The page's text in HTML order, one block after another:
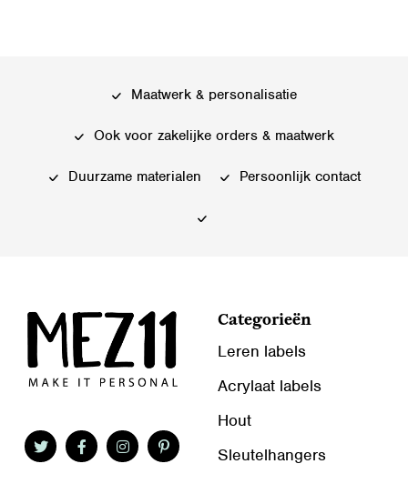
Maatwerk & personalisatie
Ook voor zakelijke orders & maatwerk
Duurzame materialen Persoonlijk contact
Categorieën
Leren labels
Acrylaat labels
Hout
Sleutelhangers